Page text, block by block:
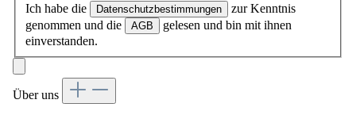
Ich habe die Datenschutzbestimmungen
zur Kenntnis
genommen und die
AGB
gelesen und bin mit ihnen
einverstanden.
Über uns